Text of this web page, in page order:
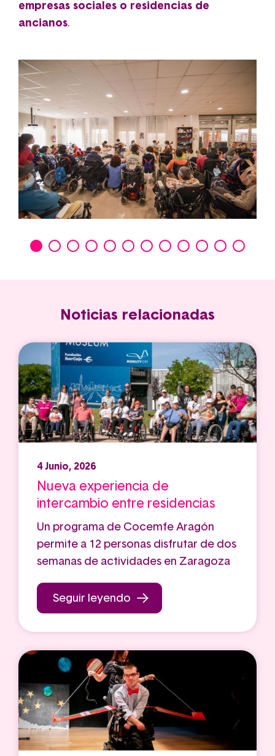
empresas sociales o residencias de
ancianos.
Noticias relacionadas
4 Junio, 2026
Nueva experiencia de
intercambio entre residencias
Un programa de Cocemfe Aragón
permite a 12 personas disfrutar de dos
semanas de actividades en Zaragoza
Seguir leyendo